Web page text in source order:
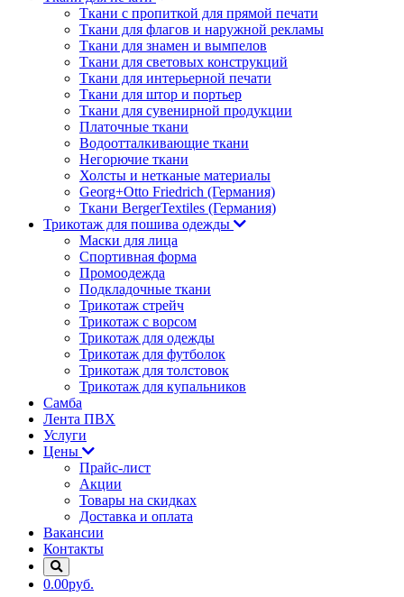
Ткани с пропиткой для прямой печати
Ткани для флагов и наружной рекламы
Ткани для знамен и вымпелов
Ткани для световых конструкций
Ткани для интерьерной печати
Ткани для штор и портьер
Ткани для сувенирной продукции
Платочные ткани
Водоотталкивающие ткани
Негорючие ткани
Холсты и нетканые материалы
Georg+Otto Friedrich (Германия)
Ткани BergerTextiles (Германия)
Трикотаж для пошива одежды
Маски для лица
Спортивная форма
Промоодежда
Подкладочные ткани
Трикотаж стрейч
Трикотаж с ворсом
Трикотаж для одежды
Трикотаж для футболок
Трикотаж для толстовок
Трикотаж для купальников
Самба
Лента ПВХ
Услуги
Цены
Прайс-лист
Акции
Товары на скидках
Доставка и оплата
Вакансии
Контакты
0.00руб.